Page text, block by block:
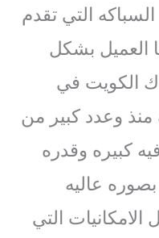
التي تقدم
العميل بشكل
الكويت في
منذ وعدد كبير من
كبيره وقدره
عاليه
التي